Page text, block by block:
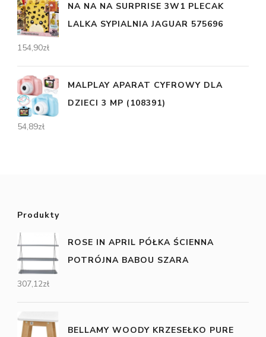
NA NA NA SURPRISE 3W1 PLECAK
LALKA SYPIALNIA JAGUAR 575696
154,90zł
MALPLAY APARAT CYFROWY DLA
DZIECI 3 MP (108391)
54,89zł
Produkty
ROSE IN APRIL PÓŁKA ŚCIENNA
POTRÓJNA BABOU SZARA
307,12zł
BELLAMY WOODY KRZESEŁKO PURE